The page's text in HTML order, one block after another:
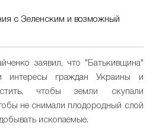
с Зеленским и возможный
заявил, что "Батькивщина"
интересы граждан Украины и
чтобы земли скупали
не снимали плодородный слой
ископаемые.